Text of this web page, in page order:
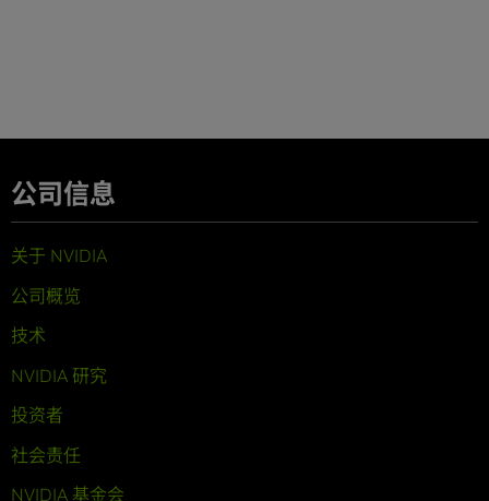
公司信息
关于 NVIDIA
公司概览
技术
NVIDIA 研究
投资者
社会责任
NVIDIA 基金会